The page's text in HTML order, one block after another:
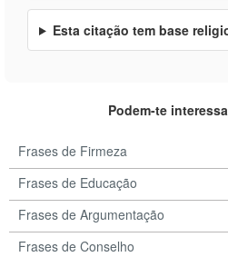
Esta citação tem base
Podem-te
Frases de Firmeza
Frases de Educação
Frases de Argumentação
Frases de Conselho